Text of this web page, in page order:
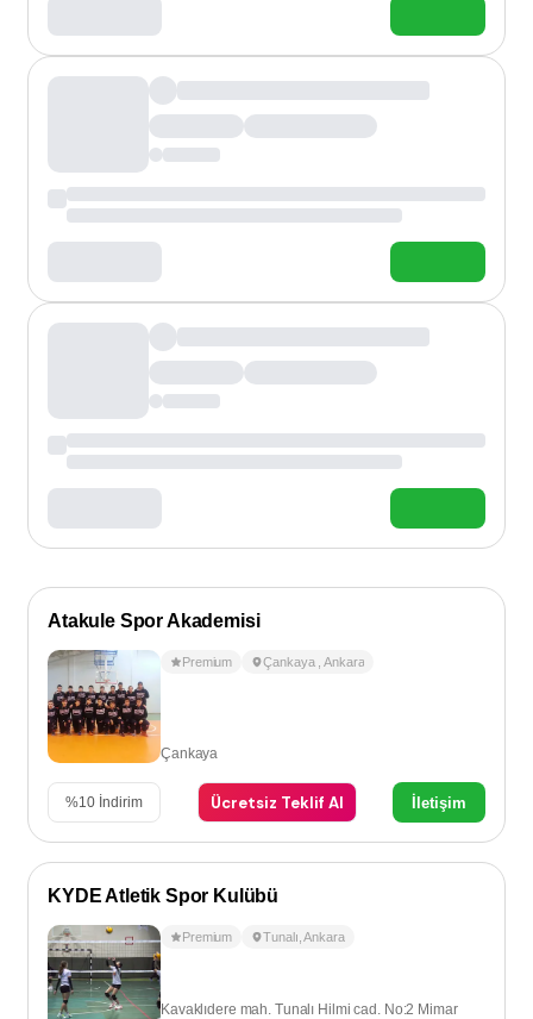
Atakule Spor Akademisi
Premium Çankaya ,Ankara
Çankaya
%10 İndirim Ücretsiz Teklif Al İletişim
KYDE Atletik Spor Kulübü
Premium Tunalı ,Ankara
Kavaklıdere mah. Tunalı Hilmi cad. No:2 Mimar